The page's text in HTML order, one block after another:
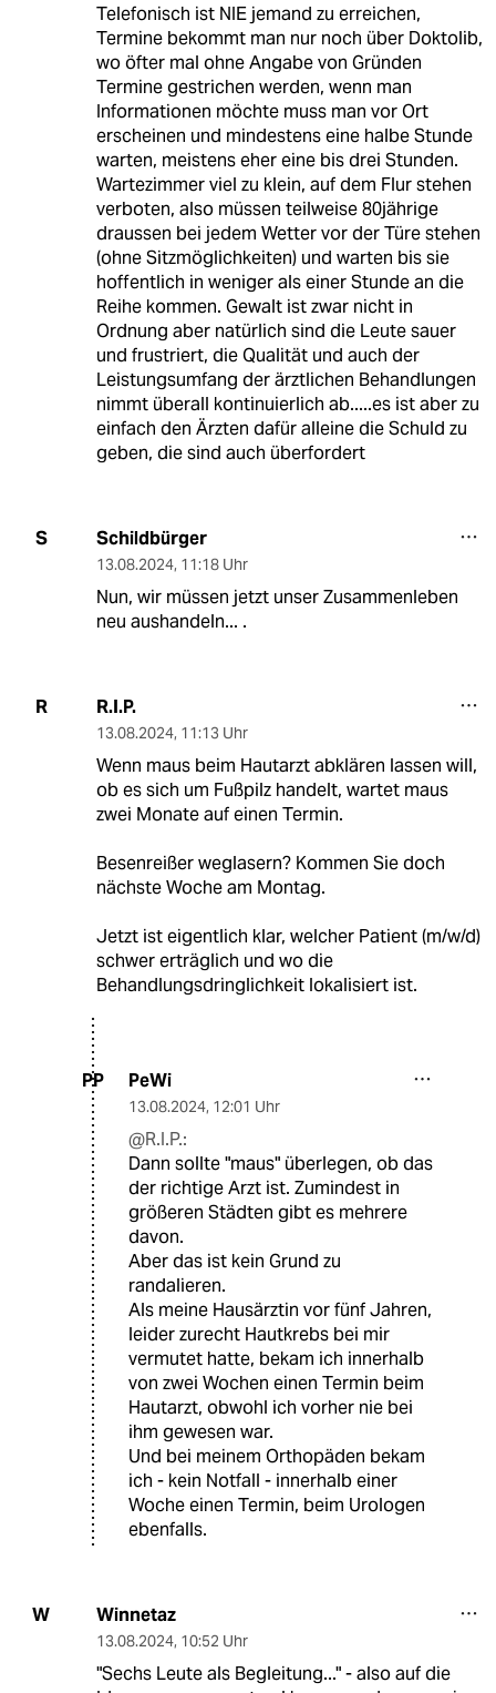
Telefonisch ist NIE jemand zu erreichen,
Termine bekommt man nur noch über Doktolib,
wo öfter mal ohne Angabe von Gründen
Termine gestrichen werden, wenn man
Informationen möchte muss man vor Ort
erscheinen und mindestens eine halbe Stunde
warten, meistens eher eine bis drei Stunden.
Wartezimmer viel zu klein, auf dem Flur stehen
verboten, also müssen teilweise 80jährige
draussen bei jedem Wetter vor der Türe stehen
(ohne Sitzmöglichkeiten) und warten bis sie
hoffentlich in weniger als einer Stunde an die
Reihe kommen. Gewalt ist zwar nicht in
Ordnung aber natürlich sind die Leute sauer
und frustriert, die Qualität und auch der
Leistungsumfang der ärztlichen Behandlungen
nimmt überall kontinuierlich ab.....es ist aber zu
einfach den Ärzten dafür alleine die Schuld zu
geben, die sind auch überfordert
S Schildbürger
13.08.2024, 11:18 Uhr
Nun, wir müssen jetzt unser Zusammenleben
neu aushandeln... .
R R.I.P.
13.08.2024, 11:13 Uhr
Wenn maus beim Hautarzt abklären lassen will,
ob es sich um Fußpilz handelt, wartet maus
zwei Monate auf einen Termin.
Besenreißer weglasern? Kommen Sie doch
nächste Woche am Montag.
Jetzt ist eigentlich klar, welcher Patient (m/w/d)
schwer erträglich und wo die
Behandlungsdringlichkeit lokalisiert ist.
PP PeWi
13.08.2024, 12:01 Uhr
@R.I.P.:
Dann sollte "maus" überlegen, ob das
der richtige Arzt ist. Zumindest in
größeren Städten gibt es mehrere
davon.
Aber das ist kein Grund zu
randalieren.
Als meine Hausärztin vor fünf Jahren,
leider zurecht Hautkrebs bei mir
vermutet hatte, bekam ich innerhalb
von zwei Wochen einen Termin beim
Hautarzt, obwohl ich vorher nie bei
ihm gewesen war.
Und bei meinem Orthopäden bekam
ich - kein Notfall - innerhalb einer
Woche einen Termin, beim Urologen
ebenfalls.
W Winnetaz
13.08.2024, 10:52 Uhr
"Sechs Leute als Begleitung..." - also auf die